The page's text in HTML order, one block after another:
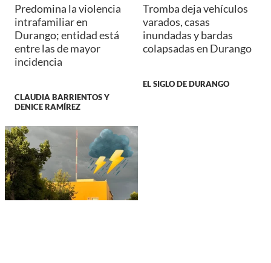
Predomina la violencia
intrafamiliar en
Durango; entidad está
entre las de mayor
incidencia
CLAUDIA BARRIENTOS Y
DENICE RAMÍREZ
Tromba deja vehículos
varados, casas
inundadas y bardas
colapsadas en Durango
EL SIGLO DE DURANGO